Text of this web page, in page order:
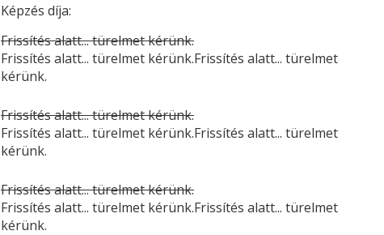
Képzés díja:
Frissítés alatt... türelmet kérünk.
Frissítés alatt... türelmet kérünk.Frissítés alatt... türelmet
kérünk.
Frissítés alatt... türelmet kérünk.
Frissítés alatt... türelmet kérünk.Frissítés alatt... türelmet
kérünk.
Frissítés alatt... türelmet kérünk.
Frissítés alatt... türelmet kérünk.Frissítés alatt... türelmet
kérünk.